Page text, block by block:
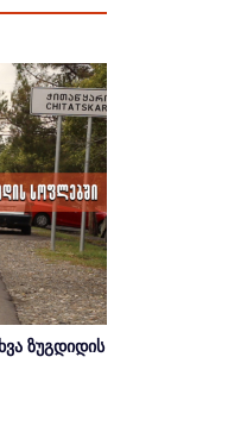
ზუგდიდის